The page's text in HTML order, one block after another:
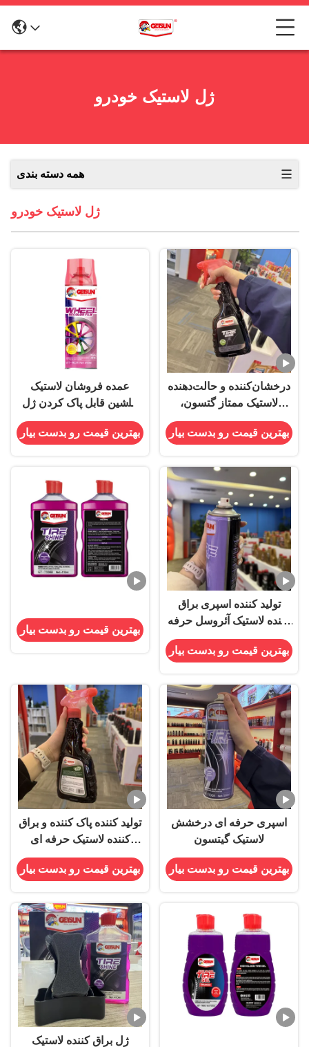
ژل لاستیک خودرو
همه دسته بندی
ژل لاستیک خودرو
عمده فروشان لاستیک
ماشین قابل پاک کردن ژل
چرخ چرخ رنگ اسپری رنگ با
پوشش محافظ
بهترین قیمت رو بدست بیار
درخشان‌کننده و حالت‌دهنده
لاستیک ممتاز گتسون،
ماندگاری طولانی
بهترین قیمت رو بدست بیار
بهترین قیمت رو بدست بیار
تولید کننده اسپری براق
کننده لاستیک آئروسل حرفه
ای Getsun
بهترین قیمت رو بدست بیار
تولید کننده پاک کننده و براق
کننده لاستیک حرفه ای
Getsun
بهترین قیمت رو بدست بیار
اسپری حرفه ای درخشش
لاستیک گیتسون
بهترین قیمت رو بدست بیار
ژل براق کننده لاستیک